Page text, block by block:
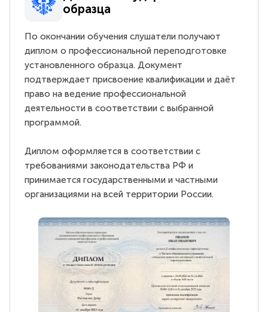
образца
По окончании обучения слушатели получают
диплом о профессиональной переподготовке
установленного образца. Документ
подтверждает присвоение квалификации и даёт
право на ведение профессиональной
деятельности в соответствии с выбранной
программой.
Диплом оформляется в соответствии с
требованиями законодательства РФ и
принимается государственными и частными
организациями на всей территории России.